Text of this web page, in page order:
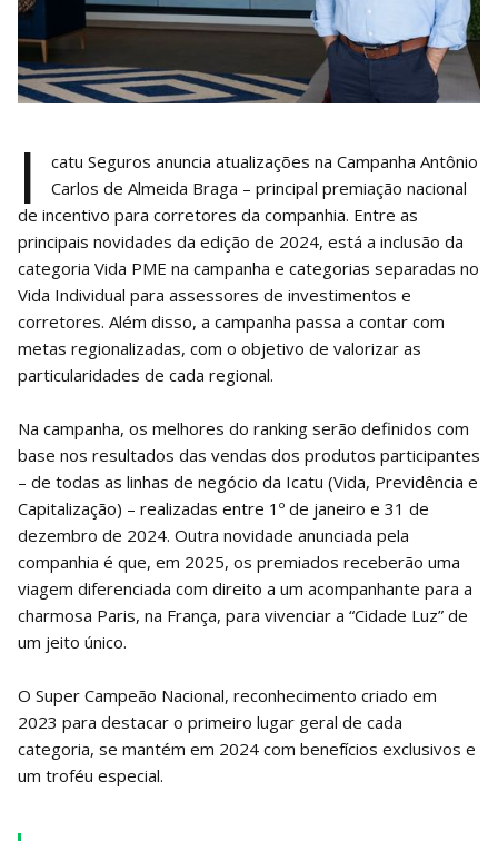
I
catu Seguros anuncia atualizações na Campanha Antônio
Carlos de Almeida Braga – principal premiação nacional
de incentivo para corretores da companhia. Entre as
principais novidades da edição de 2024, está a inclusão da
categoria Vida PME na campanha e categorias separadas no
Vida Individual para assessores de investimentos e
corretores. Além disso, a campanha passa a contar com
metas regionalizadas, com o objetivo de valorizar as
particularidades de cada regional.
Na campanha, os melhores do ranking serão definidos com
base nos resultados das vendas dos produtos participantes
– de todas as linhas de negócio da Icatu (Vida, Previdência e
Capitalização) – realizadas entre 1º de janeiro e 31 de
dezembro de 2024. Outra novidade anunciada pela
companhia é que, em 2025, os premiados receberão uma
viagem diferenciada com direito a um acompanhante para a
charmosa Paris, na França, para vivenciar a “Cidade Luz” de
um jeito único.
O Super Campeão Nacional, reconhecimento criado em
2023 para destacar o primeiro lugar geral de cada
categoria, se mantém em 2024 com benefícios exclusivos e
um troféu especial.